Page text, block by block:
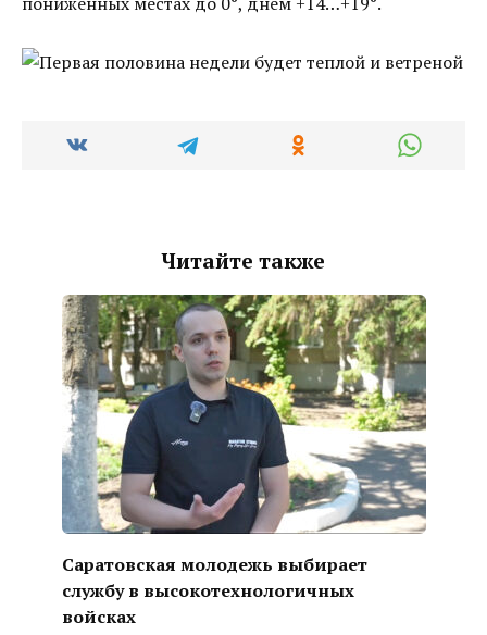
Читайте также
Саратовская молодежь выбирает
службу в высокотехнологичных
войсках